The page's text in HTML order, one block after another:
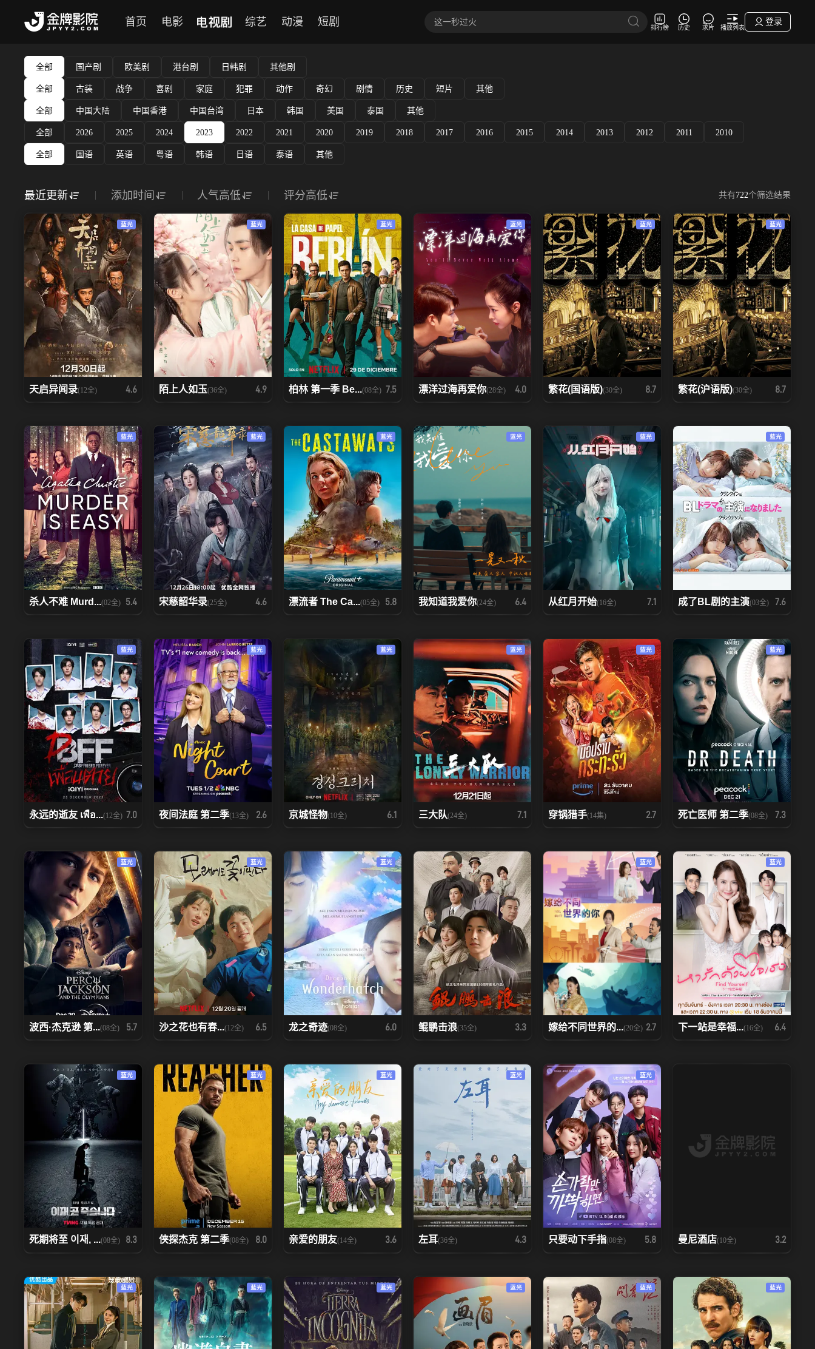
首页 电影 电视剧 综艺 动漫 短剧 排行榜 历史 求片 播放列表
登录
全部 国产剧 欧美剧 港台剧 日韩剧 其他剧
全部 古装 战争 喜剧 家庭 犯罪 动作 奇幻 剧情 历史 短片 其他
全部 中国大陆 中国香港 中国台湾 日本 韩国 美国 泰国 其他
全部 2026 2025 2024 2023 2022 2021 2020 2019 2018 2017 2016 2015 2014 2013 2012 2011 2010
全部 国语 英语 粤语 韩语 日语 泰语 其他
最近更新 添加时间 人气高低 评分高低 共有722个筛选结果
蓝光
天启异闻录(12全) 4.6
蓝光
陌上人如玉(36全) 4.9
蓝光
柏林 第一季 Be...(08全) 7.5
蓝光
漂洋过海再爱你(28全) 4.0
蓝光
繁花(国语版)(30全) 8.7
蓝光
繁花(沪语版)(30全) 8.7
蓝光
杀人不难 Murd...(02全) 5.4
蓝光
宋慈韶华录(25全) 4.6
蓝光
漂流者 The Ca...(05全) 5.8
蓝光
我知道我爱你(24全) 6.4
蓝光
从红月开始(16全) 7.1
蓝光
成了BL剧的主演(03全) 7.6
蓝光
永远的逝友 เพื่อ...(12全) 7.0
蓝光
夜间法庭 第二季(13全) 2.6
蓝光
京城怪物(10全) 6.1
蓝光
三大队(24全) 7.1
蓝光
穿锅猎手(14集) 2.7
蓝光
死亡医师 第二季(08全) 7.3
蓝光
波西·杰克逊 第...(08全) 5.7
蓝光
沙之花也有春...(12全) 6.5
蓝光
龙之奇迹(08全) 6.0 鲲鹏击浪(35全) 3.3
蓝光
嫁给不同世界的...(20全) 2.7
蓝光
下一站是幸福...(16全) 6.4
蓝光
死期将至 이재, ...(08全) 8.3
蓝光
侠探杰克 第二季(08全) 8.0
蓝光
亲爱的朋友(14全) 3.6
蓝光
左耳(36全) 4.3
蓝光
只要动下手指(08全) 5.8 曼尼酒店(10全) 3.2
蓝光 蓝光 蓝光 蓝光 蓝光 蓝光